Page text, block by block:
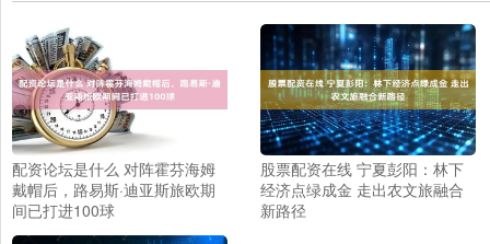
配资论坛是什么 对阵霍芬海姆
戴帽后，路易斯·迪亚斯旅欧期
间已打进100球
股票配资在线 宁夏彭阳：林下
经济点绿成金 走出农文旅融合
新路径